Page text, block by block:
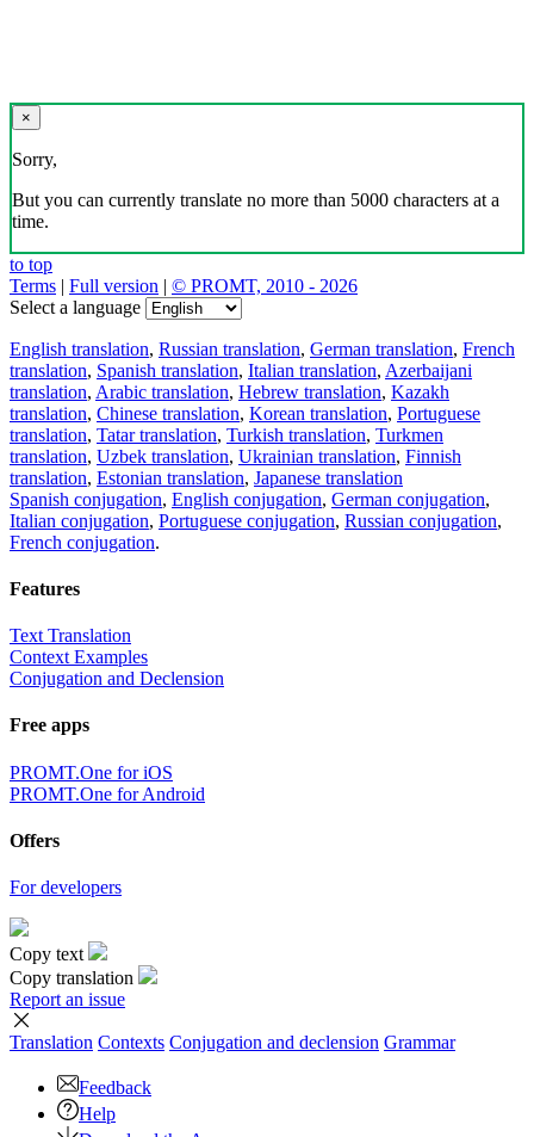
×
Sorry,
But you can currently translate no more than 5000 characters at a
time.
to top
Terms | Full version | © PROMT, 2010 - 2026
Select a language
English translation, Russian translation, German translation, French
translation, Spanish translation, Italian translation, Azerbaijani
translation, Arabic translation, Hebrew translation, Kazakh
translation, Chinese translation, Korean translation, Portuguese
translation, Tatar translation, Turkish translation, Turkmen
translation, Uzbek translation, Ukrainian translation, Finnish
translation, Estonian translation, Japanese translation
Spanish conjugation, English conjugation, German conjugation,
Italian conjugation, Portuguese conjugation, Russian conjugation,
French conjugation.
Features
Text Translation
Context Examples
Conjugation and Declension
Free apps
PROMT.One for iOS
PROMT.One for Android
Offers
For developers
Copy text
Copy translation
Report an issue
Translation Contexts Conjugation and declension Grammar
Feedback
Help